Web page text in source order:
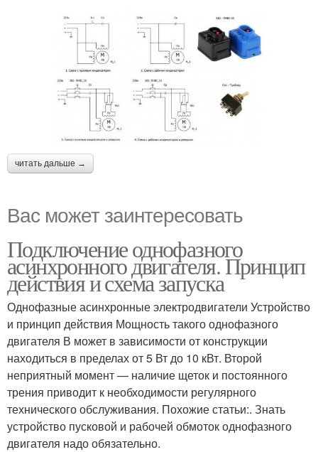
читать дальше →
Вас может заинтересовать
Подключение однофазного
асинхронного двигателя. Принцип
действия и схема запуска
Однофазные асинхронные электродвигатели Устройство
и принцип действия Мощность такого однофазного
двигателя В может в зависимости от конструкции
находиться в пределах от 5 Вт до 10 кВт. Второй
неприятный момент — наличие щеток и постоянного
трения приводит к необходимости регулярного
технического обслуживания. Похожие статьи:. Знать
устройство пусковой и рабочей обмоток однофазного
двигателя надо обязательно.